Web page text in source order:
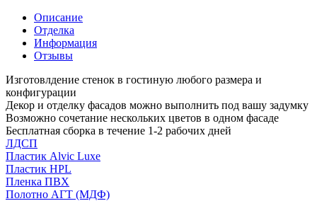
Описание
Отделка
Информация
Отзывы
Изготовлдение стенок в гостиную любого размера и
конфигурации
Декор и отделку фасадов можно выполнить под вашу задумку
Возможно сочетание нескольких цветов в одном фасаде
Бесплатная сборка в течение 1-2 рабочих дней
ЛДСП
Пластик Alvic Luxe
Пластик HPL
Пленка ПВХ
Полотно АГТ (МДФ)